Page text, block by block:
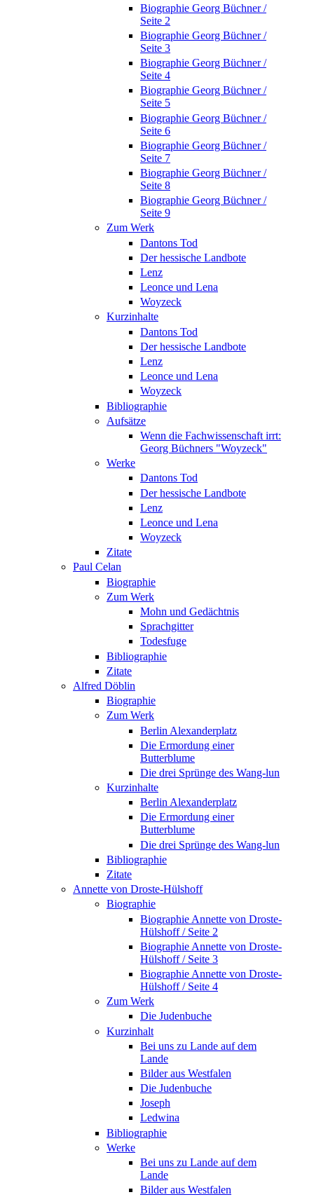
Biographie Georg Büchner /
Seite 2
Biographie Georg Büchner /
Seite 3
Biographie Georg Büchner /
Seite 4
Biographie Georg Büchner /
Seite 5
Biographie Georg Büchner /
Seite 6
Biographie Georg Büchner /
Seite 7
Biographie Georg Büchner /
Seite 8
Biographie Georg Büchner /
Seite 9
Zum Werk
Dantons Tod
Der hessische Landbote
Lenz
Leonce und Lena
Woyzeck
Kurzinhalte
Dantons Tod
Der hessische Landbote
Lenz
Leonce und Lena
Woyzeck
Bibliographie
Aufsätze
Wenn die Fachwissenschaft irrt:
Georg Büchners "Woyzeck"
Werke
Dantons Tod
Der hessische Landbote
Lenz
Leonce und Lena
Woyzeck
Zitate
Paul Celan
Biographie
Zum Werk
Mohn und Gedächtnis
Sprachgitter
Todesfuge
Bibliographie
Zitate
Alfred Döblin
Biographie
Zum Werk
Berlin Alexanderplatz
Die Ermordung einer
Butterblume
Die drei Sprünge des Wang-lun
Kurzinhalte
Berlin Alexanderplatz
Die Ermordung einer
Butterblume
Die drei Sprünge des Wang-lun
Bibliographie
Zitate
Annette von Droste-Hülshoff
Biographie
Biographie Annette von Droste-
Hülshoff / Seite 2
Biographie Annette von Droste-
Hülshoff / Seite 3
Biographie Annette von Droste-
Hülshoff / Seite 4
Zum Werk
Die Judenbuche
Kurzinhalt
Bei uns zu Lande auf dem
Lande
Bilder aus Westfalen
Die Judenbuche
Joseph
Ledwina
Bibliographie
Werke
Bei uns zu Lande auf dem
Lande
Bilder aus Westfalen